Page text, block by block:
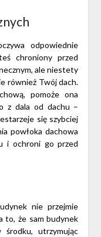
odpowiednie
chroniony przed
ale niestety
również Twój dach.
pomoże ona
z dala od dachu –
się szybciej
powłoka dachowa
i ochroni go przed
nie przejmie
to, że sam budynek
utrzymując